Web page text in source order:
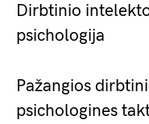
Dirbtinio
psichologija
Pažangios
psichologines